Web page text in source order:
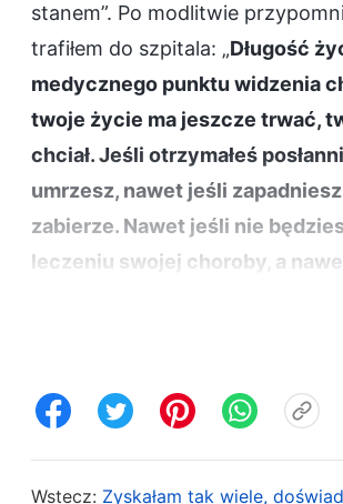
stanem”. Po modlitwie
trafiłem do szpitala: „Długość
medycznego punktu widzenia
twoje życie ma jeszcze trwać,
chciał. Jeśli otrzymałeś
umrzesz, nawet jeśli
zabierze. Nawet jeśli nie
leczeniu swojej choroby, a
Boga tylko jakieś
Wstecz: Zyskałam tak wiele,